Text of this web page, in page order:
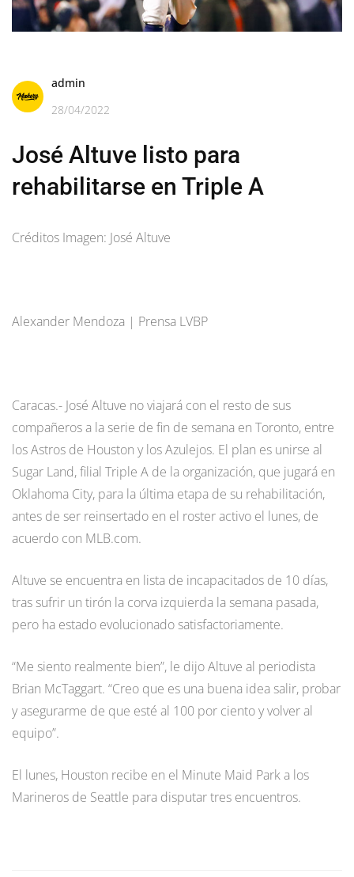
admin
28/04/2022
José Altuve listo para
rehabilitarse en Triple A
Créditos Imagen: José Altuve
Alexander Mendoza | Prensa LVBP
Caracas.- José Altuve no viajará con el resto de sus
compañeros a la serie de fin de semana en Toronto, entre
los Astros de Houston y los Azulejos. El plan es unirse al
Sugar Land, filial Triple A de la organización, que jugará en
Oklahoma City, para la última etapa de su rehabilitación,
antes de ser reinsertado en el roster activo el lunes, de
acuerdo con MLB.com.
Altuve se encuentra en lista de incapacitados de 10 días,
tras sufrir un tirón la corva izquierda la semana pasada,
pero ha estado evolucionado satisfactoriamente.
“Me siento realmente bien”, le dijo Altuve al periodista
Brian McTaggart. “Creo que es una buena idea salir, probar
y asegurarme de que esté al 100 por ciento y volver al
equipo”.
El lunes, Houston recibe en el Minute Maid Park a los
Marineros de Seattle para disputar tres encuentros.